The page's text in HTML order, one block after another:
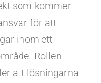
som kommer
för att
inom ett
Rollen
att lösningarna